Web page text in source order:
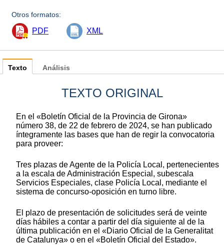
Otros formatos:
PDF XML
Texto
TEXTO ORIGINAL
En el «Boletín Oficial de la Provincia de Girona»
número 38, de 22 de febrero de 2024, se han publicado
íntegramente las bases que han de regir la convocatoria
para proveer:
Tres plazas de Agente de la Policía Local, pertenecientes
a la escala de Administración Especial, subescala
Servicios Especiales, clase Policía Local, mediante el
sistema de concurso-oposición en turno libre.
El plazo de presentación de solicitudes será de veinte
días hábiles a contar a partir del día siguiente al de la
última publicación en el «Diario Oficial de la Generalitat
de Catalunya» o en el «Boletín Oficial del Estado».
Análisis